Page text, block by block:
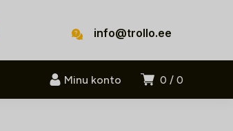
info@trollo.ee
0 0
Minu konto